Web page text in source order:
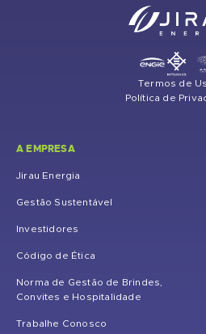
Termos de
Política de
A EMPRESA
Jirau Energia
Gestão Sustentável
Investidores
Código de Ética
Norma de Gestão de Brindes,
Convites e Hospitalidade
Trabalhe Conosco